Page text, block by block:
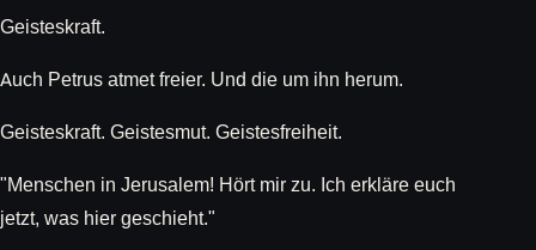
Geisteskraft.
Auch Petrus atmet freier. Und die um ihn herum.
Geisteskraft. Geistesmut. Geistesfreiheit.
"Menschen in Jerusalem! Hört mir zu. Ich erkläre euch
jetzt, was hier geschieht."